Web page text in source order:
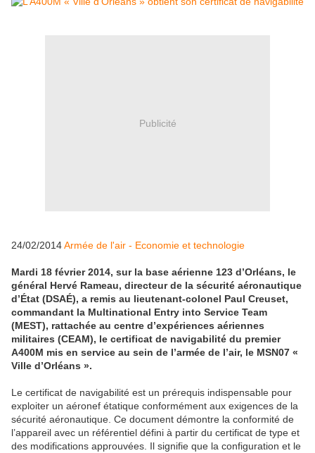
Publicité
24/02/2014Armée de l'air - Economie et technologie
Mardi 18 février 2014, sur la base aérienne 123 d’Orléans, le
général Hervé Rameau, directeur de la sécurité aéronautique
d’État (DSAÉ), a remis au lieutenant-colonel Paul Creuset,
commandant la Multinational Entry into Service Team
(MEST), rattachée au centre d’expériences aériennes
militaires (CEAM), le certificat de navigabilité du premier
A400M mis en service au sein de l’armée de l’air, le MSN07 «
Ville d’Orléans ».
Le certificat de navigabilité est un prérequis indispensable pour
exploiter un aéronef étatique conformément aux exigences de la
sécurité aéronautique. Ce document démontre la conformité de
l’appareil avec un référentiel défini à partir du certificat de type et
des modifications approuvées. Il signifie que la configuration et le